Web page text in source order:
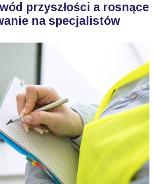
przyszłości a rosnące
na specjalistów